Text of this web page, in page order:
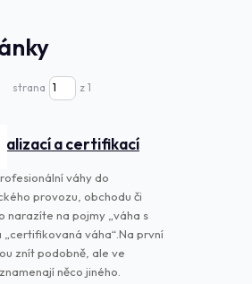
strana z 1
a certifikací
váhy do
provozu, obchodu či
narazíte na pojmy „váha s
„certifikovaná váha“.Na první
znít podobně, ale ve
něco jiného.